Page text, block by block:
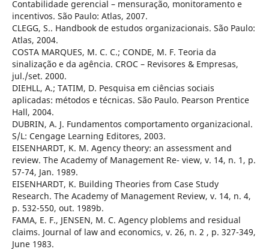
Contabilidade gerencial – mensuração, monitoramento e
incentivos. São Paulo: Atlas, 2007.
CLEGG, S.. Handbook de estudos organizacionais. São Paulo:
Atlas, 2004.
COSTA MARQUES, M. C. C.; CONDE, M. F. Teoria da
sinalização e da agência. CROC – Revisores & Empresas,
jul./set. 2000.
DIEHLL, A.; TATIM, D. Pesquisa em ciências sociais
aplicadas: métodos e técnicas. São Paulo. Pearson Prentice
Hall, 2004.
DUBRIN, A. J. Fundamentos comportamento organizacional.
S/L: Cengage Learning Editores, 2003.
EISENHARDT, K. M. Agency theory: an assessment and
review. The Academy of Management Re- view, v. 14, n. 1, p.
57-74, Jan. 1989.
EISENHARDT, K. Building Theories from Case Study
Research. The Academy of Management Review, v. 14, n. 4,
p. 532-550, out. 1989b.
FAMA, E. F., JENSEN, M. C. Agency ploblems and residual
claims. Journal of law and economics, v. 26, n. 2 , p. 327-349,
June 1983.